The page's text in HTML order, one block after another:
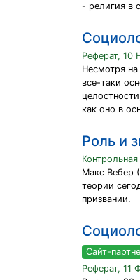
- религия в
Реферат, 10
Несмотря
все-таки
как оно в
Роль и
Макс Вебер
теории
призвании.
Сайт-
Реферат, 11